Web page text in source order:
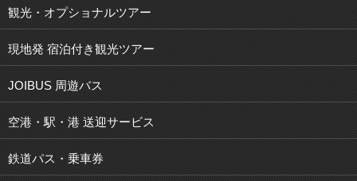
観光・オプショナルツアー
現地発 宿泊付き観光ツアー
JOIBUS 周遊バス
空港・駅・港 送迎サービス
鉄道パス・乗車券